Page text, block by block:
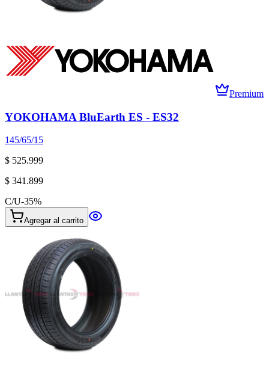
Premium
YOKOHAMA BluEarth ES - ES32
145/65/15
$ 525.999
$ 341.899
C/U-35%
Agregar al carrito